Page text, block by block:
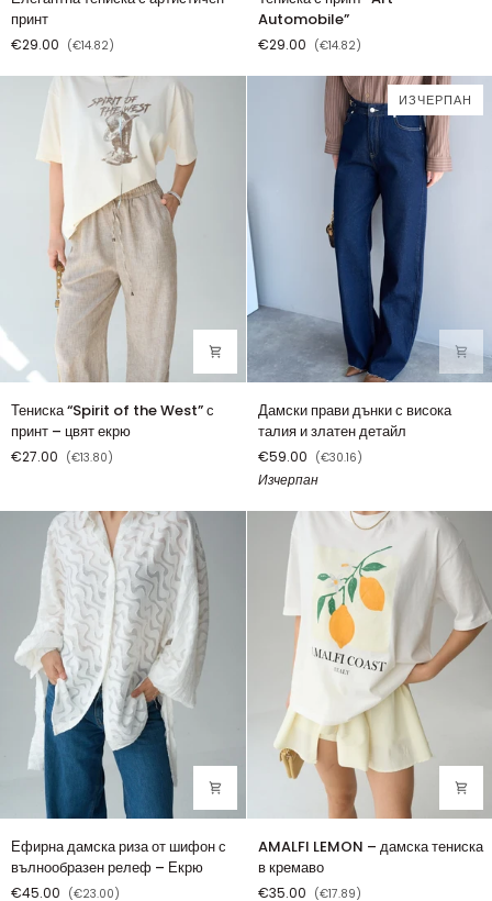
тениска
с
артистичен
принт
принт
€29.00 (€14.82)
с
принт
“Art
Automobile”
Automobile”
€29.00 (€14.82)
Тениска
“Spirit
of
the
екрю
Тениска “Spirit of the West” с
принт – цвят екрю
€27.00 (€13.80)
ИЗЧЕРПАН
Дамски
прави
дънки
с
висока
златен
детайл
Дамски прави дънки с висока
талия и златен детайл
€59.00 (€30.16)
Изчерпан
Ефирна
дамска
риза
Ефирна дамска риза от шифон с
вълнообразен релеф – Екрю
€45.00 (€23.00)
LEMON
–
AMALFI LEMON – дамска тениска
в кремаво
€35.00 (€17.89)